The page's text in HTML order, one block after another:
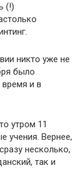
(!)
никто уже не
было
и в
утром 11
учения. Вернее,
несколько,
так и